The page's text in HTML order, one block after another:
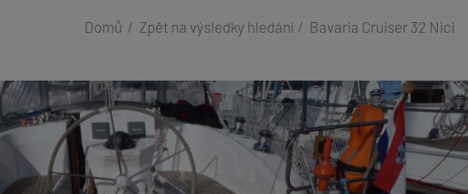
Domů Zpět na výsledky hledání Bavaria Cruiser 32 Nici